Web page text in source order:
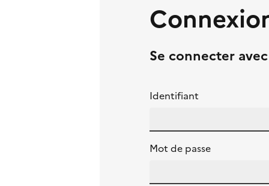
Se connecter
Identifiant
Mot de passe